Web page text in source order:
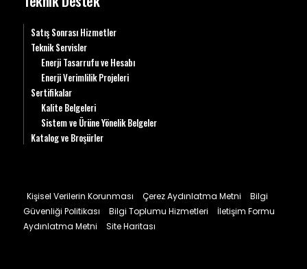
Satış Sonrası Hizmetler
Teknik Servisler
Enerji Tasarrufu ve Hesabı
Enerji Verimlilik Projeleri
Sertifikalar
Kalite Belgeleri
Sistem ve Ürüne Yönelik Belgeler
Katalog ve Broşürler
Kişisel Verilerin Korunması Çerez Aydınlatma Metni
Bilgi
Güvenliği Politikası
Bilgi Toplumu Hizmetleri
İletişim Formu
Aydınlatma Metni
Site Haritası